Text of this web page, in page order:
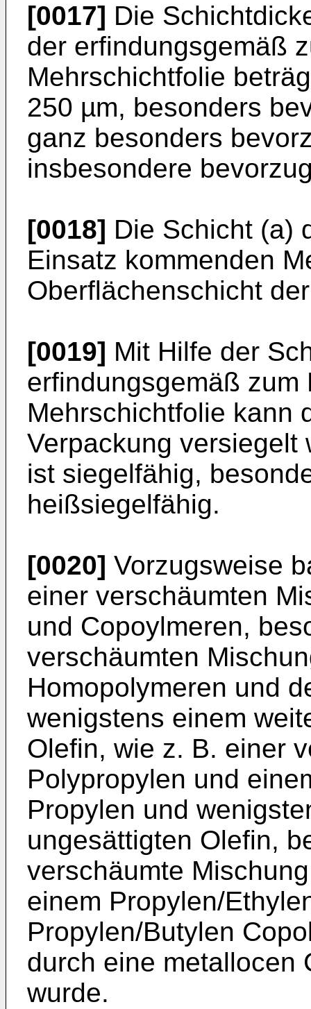
[0017] Die
der erfindungsgemäß
Mehrschichtfolie
250 µm, besonders
ganz besonders
insbesondere
[0018] Die Schicht (a)
Einsatz kommenden
Oberflächenschicht
[0019] Mit Hilfe der
erfindungsgemäß zum
Mehrschichtfolie kann
Verpackung versiegelt
ist siegelfähig,
heißsiegelfähig.
[0020] Vorzugsweise
einer verschäumten
und Copoylmeren,
verschäumten
Homopolymeren und
wenigstens einem
Olefin, wie z. B. einer
Polypropylen und
Propylen und
ungesättigten Olefin,
verschäumte
einem Propylen/
Propylen/Butylen
durch eine metallocen
wurde.